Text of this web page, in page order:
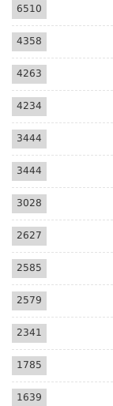
6510
4358
4263
4234
3444
3444
3028
2627
2585
2579
2341
1785
1639